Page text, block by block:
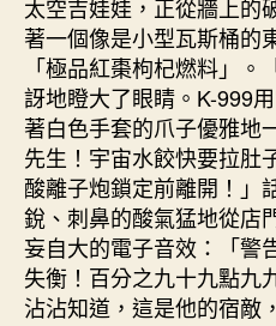
太空吉娃娃，正從牆上的
著一個像是小型瓦斯桶的
「極品紅棗枸杞燃料」
訝地瞪大了眼睛。K-999
著白色手套的爪子優雅地
先生！宇宙水餃快要拉肚
酸離子炮鎖定前離開！」
銳、刺鼻的酸氣猛地從店
妄自大的電子音效：「警
失衡！百分之九十九點九
沾沾知道，這是他的宿敵